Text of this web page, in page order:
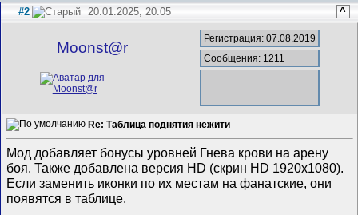
#2 20.01.2025, 20:05 ^
Mооnst@r
Регистрация: 07.08.2019
Сообщения: 1211
Re: Таблица поднятия нежити
Мод добавляет бонусы уровней Гнева крови на арену
боя. Также добавлена версия HD (скрин HD 1920x1080).
Если заменить иконки по их местам на фанатские, они
появятся в таблице.